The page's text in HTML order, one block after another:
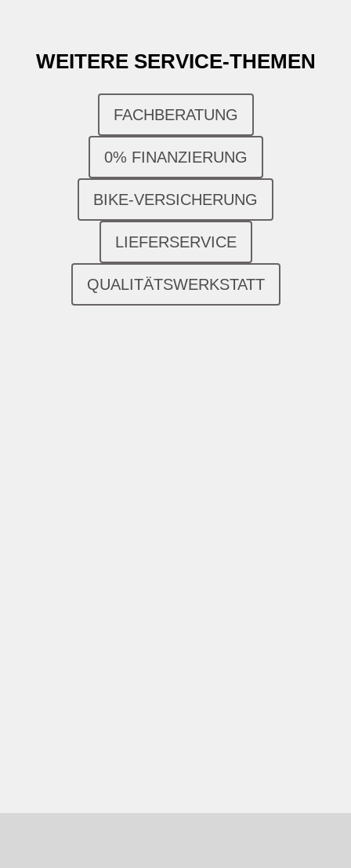
WEITERE SERVICE-THEMEN
FACHBERATUNG
0% FINANZIERUNG
BIKE-VERSICHERUNG
LIEFERSERVICE
QUALITÄTSWERKSTATT